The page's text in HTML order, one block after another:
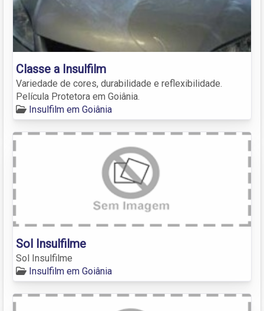
Classe a Insulfilm
Variedade de cores, durabilidade e reflexibilidade.
Película Protetora em Goiânia.
Insulfilm em Goiânia
Sol Insulfilme
Sol Insulfilme
Insulfilm em Goiânia